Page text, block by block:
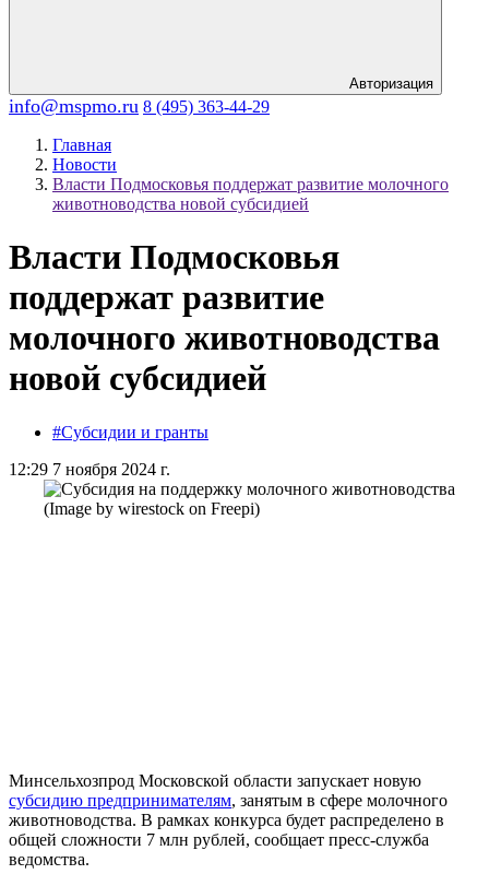
Авторизация
info@mspmo.ru 8 (495) 363-44-29
Главная
Новости
Власти Подмосковья поддержат развитие молочного
животноводства новой субсидией
Власти Подмосковья
поддержат развитие
молочного животноводства
новой субсидией
#Субсидии и гранты
12:29 7 ноября 2024 г.
Минсельхозпрод Московской области запускает новую
субсидию предпринимателям, занятым в сфере молочного
животноводства. В рамках конкурса будет распределено в
общей сложности 7 млн рублей, сообщает пресс-служба
ведомства.